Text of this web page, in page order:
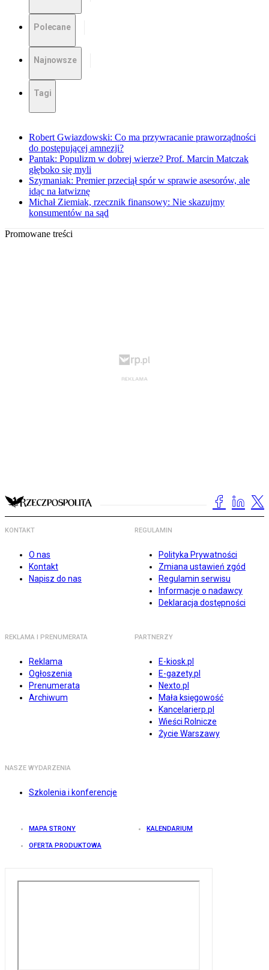
Polecane
Najnowsze
Tagi
Robert Gwiazdowski: Co ma przywracanie praworządności
do postępującej amnezji?
Pantak: Populizm w dobrej wierze? Prof. Marcin Matczak
głęboko się myli
Szymaniak: Premier przeciął spór w sprawie asesorów, ale
idąc na łatwiznę
Michał Ziemiak, rzecznik finansowy: Nie skazujmy
konsumentów na sąd
Promowane treści
KONTAKT
O nas
Kontakt
Napisz do nas
REGULAMIN
Polityka Prywatności
Zmiana ustawień zgód
Regulamin serwisu
Informacje o nadawcy
Deklaracja dostępności
REKLAMA I PRENUMERATA
Reklama
Ogłoszenia
Prenumerata
Archiwum
PARTNERZY
E-kiosk.pl
E-gazety.pl
Nexto.pl
Mała księgowość
Kancelarierp.pl
Wieści Rolnicze
Życie Warszawy
NASZE WYDARZENIA
Szkolenia i konferencje
MAPA STRONY KALENDARIUM
OFERTA PRODUKTOWA